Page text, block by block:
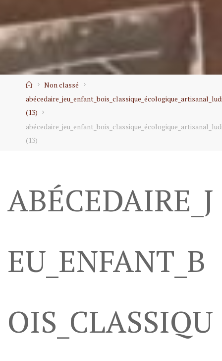
Home
Non classé
(13)
(13)
ABÉCEDAIRE_J
EU_ENFANT_B
OIS_CLASSIQU